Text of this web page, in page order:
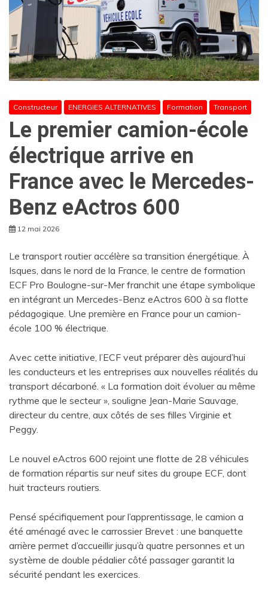
Constructeur ENERGIES ALTERNATIVES Formation Transport
Le premier camion-école
électrique arrive en
France avec le Mercedes-
Benz eActros 600
12 mai 2026
Le transport routier accélère sa transition énergétique. À
Isques, dans le nord de la France, le centre de formation
ECF Pro Boulogne-sur-Mer franchit une étape symbolique
en intégrant un Mercedes-Benz eActros 600 à sa flotte
pédagogique. Une première en France pour un camion-
école 100 % électrique.
Avec cette initiative, l’ECF veut préparer dès aujourd’hui
les conducteurs et les entreprises aux nouvelles réalités du
transport décarboné. « La formation doit évoluer au même
rythme que le secteur », souligne Jean-Marie Sauvage,
directeur du centre, aux côtés de ses filles Virginie et
Peggy.
Le nouvel eActros 600 rejoint une flotte de 28 véhicules
de formation répartis sur neuf sites du groupe ECF, dont
huit tracteurs routiers.
Pensé spécifiquement pour l’apprentissage, le camion a
été aménagé avec le carrossier Brevet : une banquette
arrière permet d’accueillir jusqu’à quatre personnes et un
système de double pédalier côté passager garantit la
sécurité pendant les exercices.